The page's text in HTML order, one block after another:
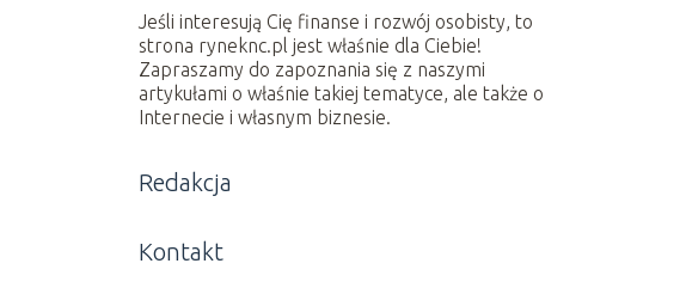
Jeśli interesują Cię finanse i rozwój osobisty, to
strona ryneknc.pl jest właśnie dla Ciebie!
Zapraszamy do zapoznania się z naszymi
artykułami o właśnie takiej tematyce, ale także o
Internecie i własnym biznesie.
Redakcja
Kontakt